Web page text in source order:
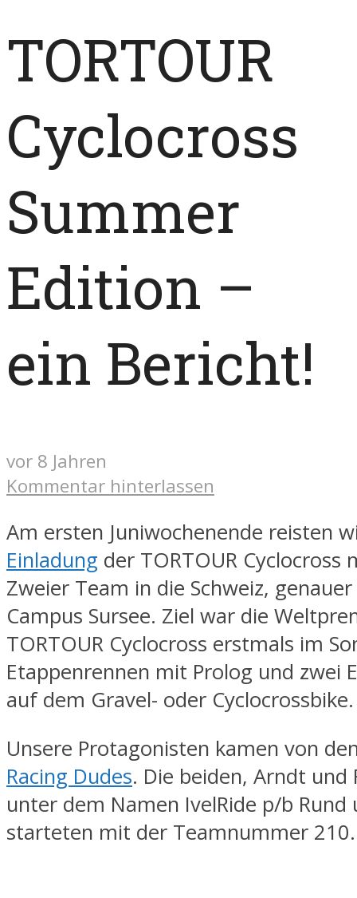
TORTOUR
Cyclocross
Summer
Edition –
ein Bericht!
vor 8 Jahren
Kommentar hinterlassen
Am ersten Juniwochenende reisten
Einladung der TORTOUR Cyclocross
Zweier Team in die Schweiz,
Campus Sursee. Ziel war die
TORTOUR Cyclocross erstmals im
Etappenrennen mit Prolog und zwei
auf dem Gravel- oder Cyclocrossbike.
Unsere Protagonisten kamen von
Racing Dudes. Die beiden, Arndt und
unter dem Namen IvelRide p/b Rund
starteten mit der Teamnummer 210.